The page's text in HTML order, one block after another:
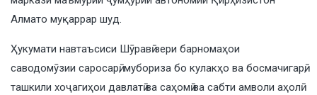
Алмато муқаррар шуд.
Ҳукумати навтаъсиси Шӯравӣ зери барномаҳои
саводомӯзии саросарӣ, мубориза бо кулакҳо ва босмачигарӣ,
ташкили хоҷагиҳои давлатӣ ва саҳомӣ ва сабти амволи аҳолӣ